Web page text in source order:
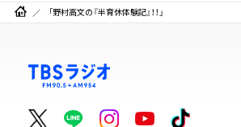
「野村高文の『半育休体験記』！！」